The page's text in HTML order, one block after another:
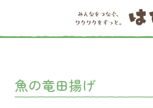
魚の竜田揚げ